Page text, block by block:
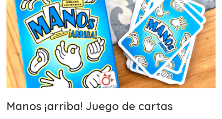
Manos ¡arriba! Juego de cartas